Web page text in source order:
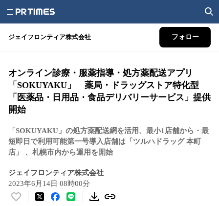
ジェイフロンティア株式会社 フォロー
オンライン診療・服薬指導・処方薬配送アプリ
「SOKUYAKU」 薬局・ドラッグストア特化型
「医薬品・日用品・食品デリバリーサービス」提供
開始
「SOKUYAKU」の処方薬配送網を活用、最小1店舗から・最
短即日で利用可能第一号導入店舗は「ツルハドラッグ 本町
店」 、札幌市内から運用を開始
ジェイフロンティア株式会社
2023年6月14日 08時00分
い